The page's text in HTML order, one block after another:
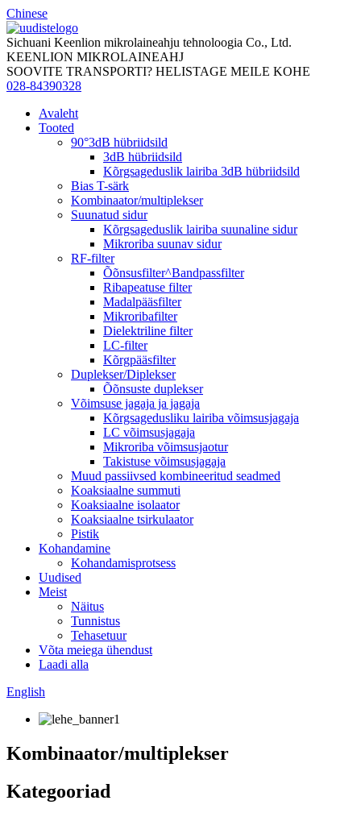
Chinese
Sichuani Keenlion mikrolaineahju tehnoloogia Co., Ltd.
KEENLION MIKROLAINEAHJ
SOOVITE TRANSPORTI? HELISTAGE MEILE KOHE
028-84390328
Avaleht
Tooted
90°3dB hübriidsild
3dB hübriidsild
Kõrgsageduslik lairiba 3dB hübriidsild
Bias T-särk
Kombinaator/multiplekser
Suunatud sidur
Kõrgsageduslik lairiba suunaline sidur
Mikroriba suunav sidur
RF-filter
Õõnsusfilter^Bandpassfilter
Ribapeatuse filter
Madalpääsfilter
Mikroribafilter
Dielektriline filter
LC-filter
Kõrgpääsfilter
Duplekser/Diplekser
Õõnsuste duplekser
Võimsuse jagaja ja jagaja
Kõrgsagedusliku lairiba võimsusjagaja
LC võimsusjagaja
Mikroriba võimsusjaotur
Takistuse võimsusjagaja
Muud passiivsed kombineeritud seadmed
Koaksiaalne summuti
Koaksiaalne isolaator
Koaksiaalne tsirkulaator
Pistik
Kohandamine
Kohandamisprotsess
Uudised
Meist
Näitus
Tunnistus
Tehasetuur
Võta meiega ühendust
Laadi alla
English
Kombinaator/multiplekser
Kategooriad